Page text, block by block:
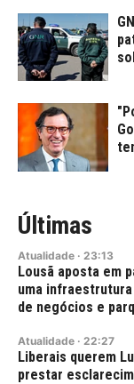
Últimas
Atualidade · 23:13
Lousã aposta em
uma
de negócios e
Atualidade · 22:27
Liberais querem
prestar